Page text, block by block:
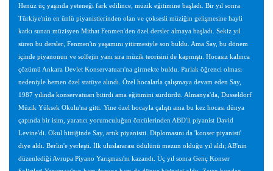
Henüz üç yaşında yeteneği fark edilince, müzik eğitimine başladı. Bir yıl sonra
Türkiye'nin en ünlü piyanistlerinden olan ve çoksesli müziğin gelişmesine hayli
katkı sunan müzisyen Mithat Fenmen'den özel dersler almaya başladı. Sekiz yıl
süren bu dersler, Fenmen'in yaşamını yitirmesiyle son buldu. Ama Say, bu dönem
içinde piyanonun ve solfejin yanı sıra müzik teorisini de kapmıştı. Hocasız kalınca
çözümü Ankara Devlet Konservatuarı'na girmekte buldu. Parlak öğrenci olması
nedeniyle hemen özel statüye alındı. Özel hocalarla çalışmaya devam eden Say,
1987 yılında konservatuarı bitirdi ama eğitimini sürdürdü. Almanya'da, Dusseldorf
Müzik Yüksek Okulu'na gitti. Yine özel hocayla çalıştı ama bu kez hocası dünya
çapında bir isim, yaratıcı yorumculuğun öncülerinden ABD'li piyanist David
Levine'di. Okul bittiğinde Say, artık piyanistti. Diplomasını da 'konser piyanisti'
diye aldı. Berlin'e yerleşti. İlk uluslararası ödülünü mezun olduğu yıl aldı; AB'nin
düzenlediği Avrupa Piyano Yarışması'nı kazandı. Üç yıl sonra Genç Konser